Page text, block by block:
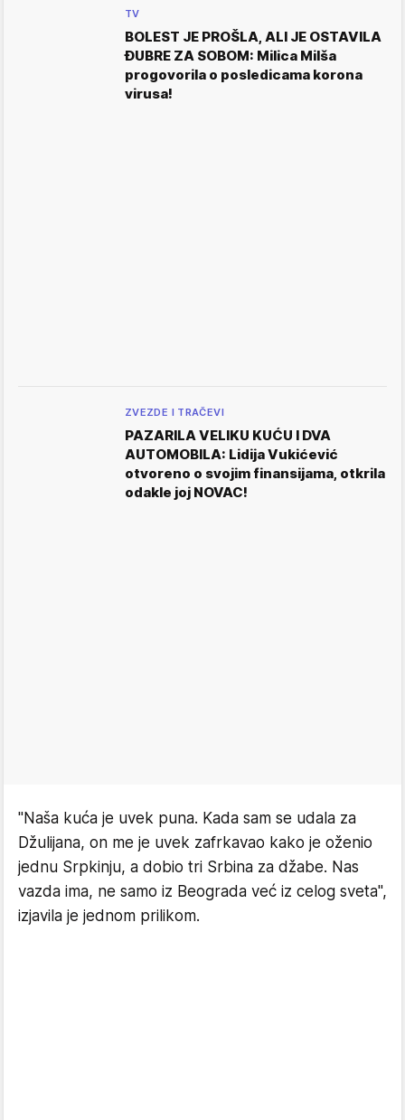
TV
BOLEST JE PROŠLA, ALI JE OSTAVILA
ĐUBRE ZA SOBOM: Milica Milša
progovorila o posledicama korona
virusa!
ZVEZDE I TRAČEVI
PAZARILA VELIKU KUĆU I DVA
AUTOMOBILA: Lidija Vukićević
otvoreno o svojim finansijama, otkrila
odakle joj NOVAC!
"Naša kuća je uvek puna. Kada sam se udala za
Džulijana, on me je uvek zafrkavao kako je oženio
jednu Srpkinju, a dobio tri Srbina za džabe. Nas
vazda ima, ne samo iz Beograda već iz celog sveta",
izjavila je jednom prilikom.